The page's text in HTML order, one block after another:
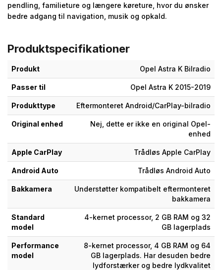
pendling, familieture og længere køreture, hvor du ønsker
bedre adgang til navigation, musik og opkald.
Produktspecifikationer
Produkt Opel Astra K Bilradio
Passer til Opel Astra K 2015-2019
Produkttype Eftermonteret Android/CarPlay-bilradio
Original enhed
Nej, dette er ikke en original Opel-
enhed
Apple CarPlay Trådløs Apple CarPlay
Android Auto Trådløs Android Auto
Bakkamera
Understøtter kompatibelt eftermonteret
bakkamera
Standard
model
4-kernet processor, 2 GB RAM og 32
GB lagerplads
Performance
model
8-kernet processor, 4 GB RAM og 64
GB lagerplads. Har desuden bedre
lydforstærker og bedre lydkvalitet